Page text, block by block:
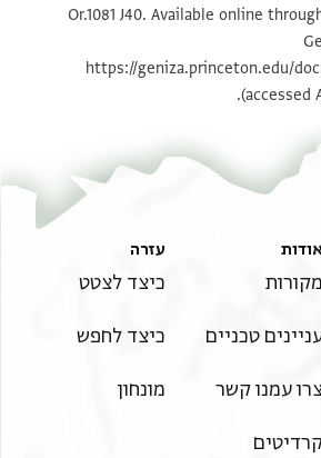
:
CUL Or.1081 J40
Or.1081 J40. Available online
https://geniza.princeton.edu/
(accessed
אודות
מקורות
טכניים
עמנו קשר
עזרה
כיצד לצטט
כיצד לחפש
מונחון